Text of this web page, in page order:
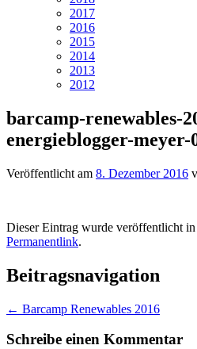
2017
2016
2015
2014
2013
2012
barcamp-renewables-
energieblogger-meyer-
Veröffentlicht am 8. Dezember 2016
Dieser Eintrag wurde veröffentlicht in
Permanentlink.
Beitragsnavigation
← Barcamp Renewables 2016
Schreibe einen Kommentar